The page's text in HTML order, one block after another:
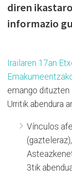
diren
informazio
Irailaren 17an
emango dituzten
Urritik abendura
Vínculos
3tik